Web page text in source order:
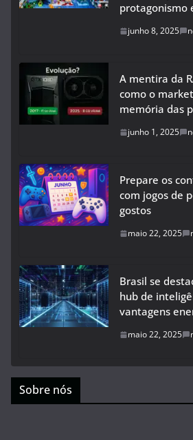
protagonismo
junho 8, 2025
A mentira da
como o
memória das
junho 1, 2025
Prepare os
com jogos de
gostos
maio 22, 2025
Brasil se
hub de
vantagens
maio 22, 2025
Sobre nós